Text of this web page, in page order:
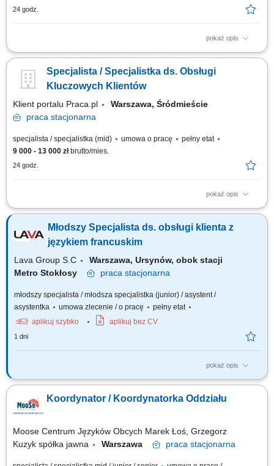
24 godz.
pokaż opis
Zakres obowiązków: Telefoniczny kontakt z pacjentami i obsługa
Budowanie profesjonalnego wizerunku placówki;
Specjalista / Specjalistka ds. Obsługi
Kluczowych Klientów
Klient portalu Praca.pl
Warszawa, Śródmieście
praca stacjonarna
specjalista / specjalistka (mid) umowa o pracę
pełny etat
9 000 - 13 000 złbrutto/mies.
24 godz.
pokaż opis
bieżąca obsługa i kontakt z kluczowymi klientami, koordynowanie
zgłoszeń oraz reklamacji klientów, prowadzenie administracyjnej obsługi
kontraktów, współpraca z innymi działami w celu zapewnienia sprawnej
Młodszy Specjalista ds. obsługi klienta z
językiem francuskim
Lava Group S.C
Warszawa, Ursynów, obok stacji
Metro Stokłosy
praca stacjonarna
młodszy specjalista / młodsza specjalistka (junior) / asystent /
asystentka
umowa zlecenie / o pracę
pełny etat
aplikuj szybko
aplikuj bez CV
1 dni
pokaż opis
Codzienny kontakt z klientami francuskojęzycznymi – mailowy oraz
doradztwo produktowe). Przygotowywanie ofert handlowych i wizualizacji
dostosowanych do potrzeb klientów z rynku francuskojęzycznego.
Koordynator / Koordynatorka Oddziału
Moose Centrum Języków Obcych Marek Łoś, Grzegorz
Kuzyk spółka jawna
Warszawa praca stacjonarna